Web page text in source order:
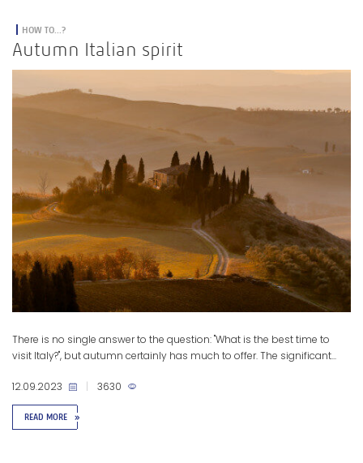
HOW TO...?
Autumn Italian spirit
There is no single answer to the question: "What is the best time to
visit Italy?", but autumn certainly has much to offer. The significant...
READ MORE »
12.09.2023 3630